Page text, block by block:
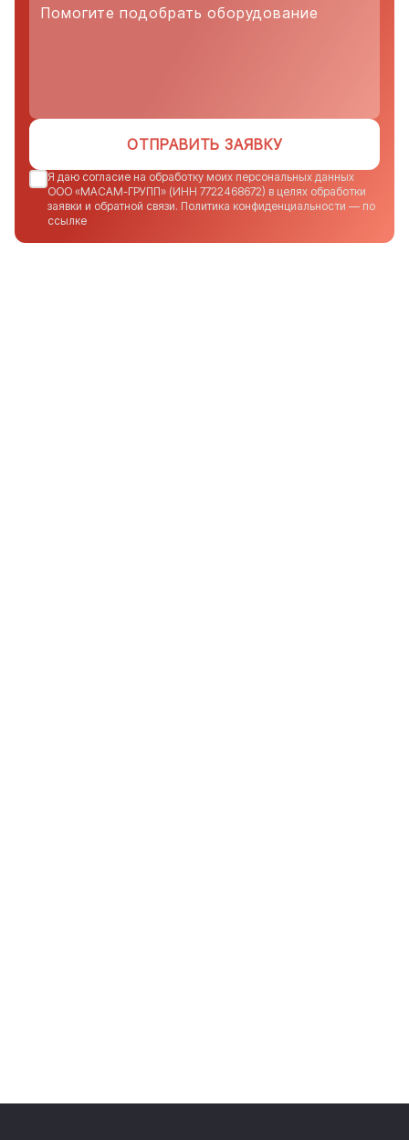
ОТПРАВИТЬ ЗАЯВКУ
Я даю согласие на обработку моих персональных данных
ООО «МАСАМ-ГРУПП» (ИНН 7722468672) в целях обработки
заявки и обратной связи. Политика конфиденциальности — по
ссылке